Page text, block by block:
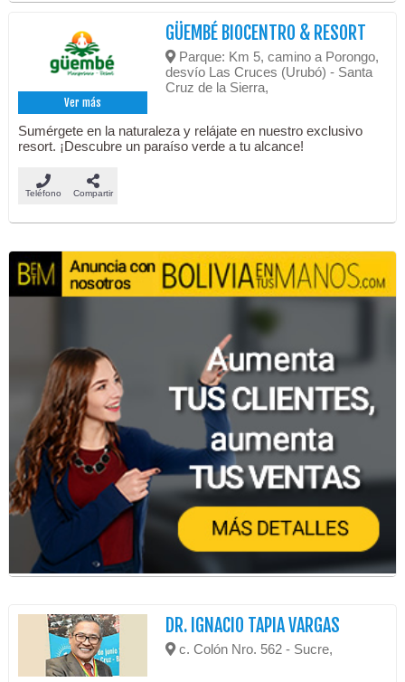
Ver más
GÜEMBÉ BIOCENTRO & RESORT
Parque: Km 5, camino a Porongo,
desvío Las Cruces (Urubó) - Santa
Cruz de la Sierra,
Sumérgete en la naturaleza y relájate en nuestro exclusivo
resort. ¡Descubre un paraíso verde a tu alcance!
Teléfono Compartir
DR. IGNACIO TAPIA VARGAS
c. Colón Nro. 562 - Sucre,